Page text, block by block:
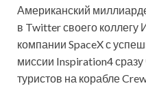
Американский
в Twitter своего коллегу
компании SpaceX с
миссии Inspiration4
туристов на корабле